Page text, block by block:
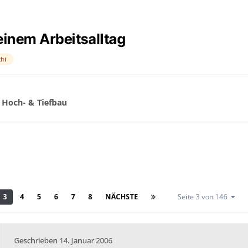
Arbeitsalltag
Hoch- & Tiefbau
3 4 5 6 7 8 NÄCHSTE Seite 3 von 146
Geschrieben 14. Januar 2006